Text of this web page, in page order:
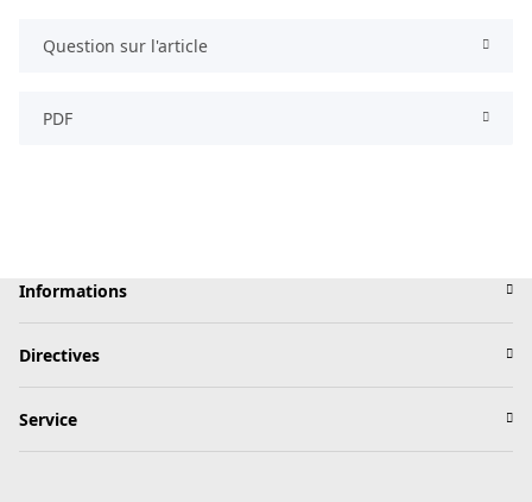
Question sur l'article
PDF
Informations
Directives
Service